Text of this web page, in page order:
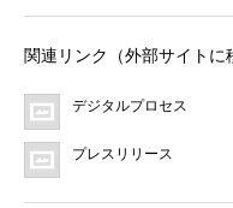
関連リンク（外部サイトに
デジタルプロセス
プレスリリース